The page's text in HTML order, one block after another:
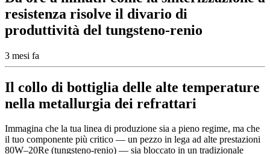
resistenza risolve il divario di
produttività del tungsteno-renio
3 mesi fa
Il collo di bottiglia delle alte temperature
nella metallurgia dei refrattari
Immagina che la tua linea di produzione sia a pieno regime, ma che
il tuo componente più critico — un pezzo in lega ad alte prestazioni
80W–20Re (tungsteno-renio) — sia bloccato in un tradizionale